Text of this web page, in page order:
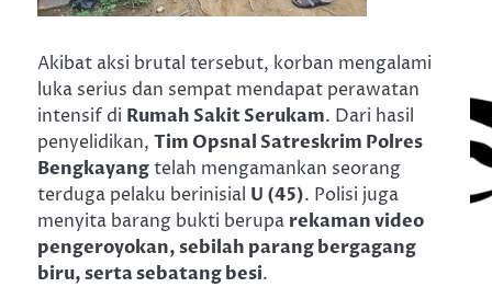
Akibat aksi brutal tersebut, korban mengalami
luka serius dan sempat mendapat perawatan
intensif di Rumah Sakit Serukam. Dari hasil
penyelidikan, Tim Opsnal Satreskrim Polres
Bengkayangtelah mengamankan seorang
terduga pelaku berinisial U (45). Polisi juga
menyita barang bukti berupa rekaman video
pengeroyokan, sebilah parang bergagang
biru, serta sebatang besi.